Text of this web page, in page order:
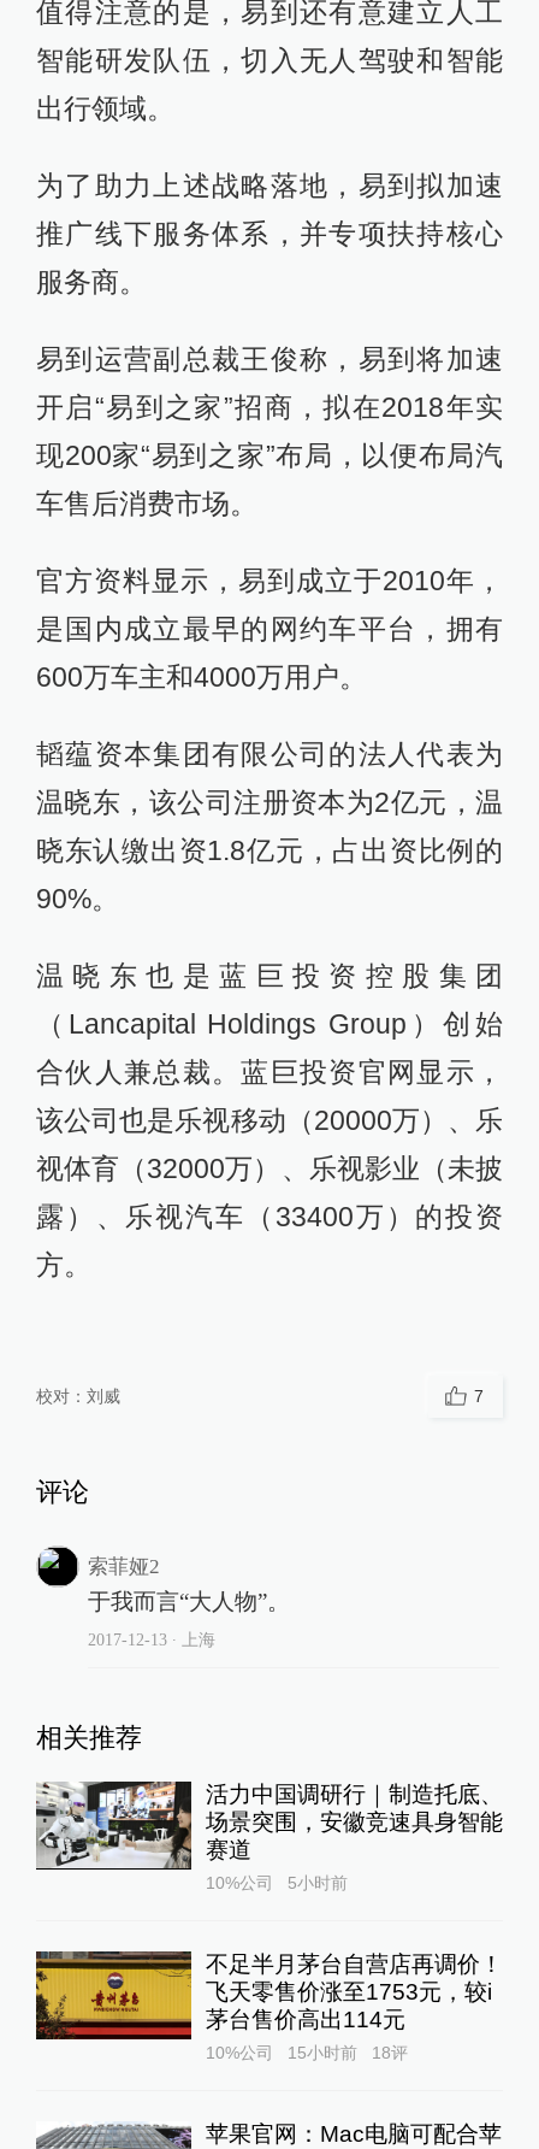
值得注意的是，易到还有意建立人工
智能研发队伍，切入无人驾驶和智能
出行领域。
为了助力上述战略落地，易到拟加速
推广线下服务体系，并专项扶持核心
服务商。
易到运营副总裁王俊称，易到将加速
开启“易到之家”招商，拟在2018年实
现200家“易到之家”布局，以便布局汽
车售后消费市场。
官方资料显示，易到成立于2010年，
是国内成立最早的网约车平台，拥有
600万车主和4000万用户。
韬蕴资本集团有限公司的法人代表为
温晓东，该公司注册资本为2亿元，温
晓东认缴出资1.8亿元，占出资比例的
90%。
温晓东也是蓝巨投资控股集团
（Lancapital Holdings Group）创始
合伙人兼总裁。蓝巨投资官网显示，
该公司也是乐视移动（20000万）、乐
视体育（32000万）、乐视影业（未披
露）、乐视汽车（33400万）的投资
方。
校对： 刘威 7
评论
索菲娅2
于我而言“大人物”。
2017-12-13∙ 上海
相关推荐
活力中国调研行｜制造托底、
场景突围，安徽竞速具身智能
赛道
10%公司 5小时前
不足半月茅台自营店再调价！
飞天零售价涨至1753元，较i
茅台售价高出114元
10%公司 15小时前 18评
苹果官网：Mac电脑可配合苹